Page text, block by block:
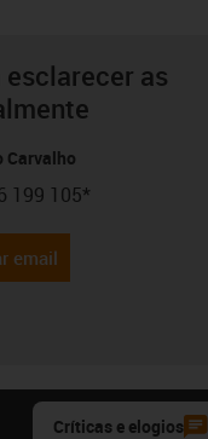
as
Carvalho
phone
199 105*
email
Críticas e elogios